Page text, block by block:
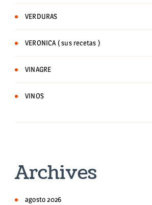
VERDURAS
VERONICA ( sus recetas )
VINAGRE
VINOS
Archives
agosto 2026